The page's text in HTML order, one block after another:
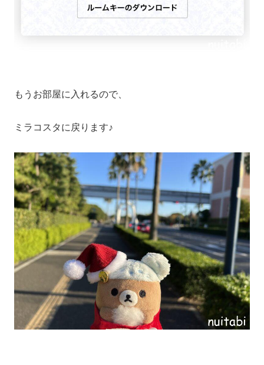
もうお部屋に入れるので、
ミラコスタに戻ります♪